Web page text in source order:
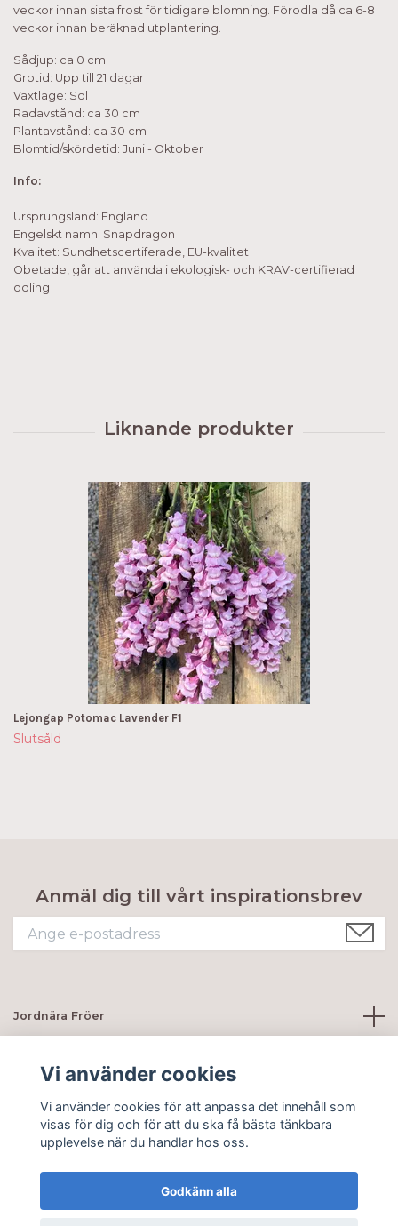
veckor innan sista frost för tidigare blomning. Förodla då ca 6-8
veckor innan beräknad utplantering.
Sådjup: ca 0 cm
Grotid: Upp till 21 dagar
Växtläge: Sol
Radavstånd: ca 30 cm
Plantavstånd: ca 30 cm
Blomtid/skördetid: Juni - Oktober
Info:
Ursprungsland: England
Engelskt namn: Snapdragon
Kvalitet: Sundhetscertiferade, EU-kvalitet
Obetade, går att använda i ekologisk- och KRAV-certifierad
odling
Lejongap Potomac Lavender F1
Slutsåld
Anmäl dig till vårt inspirationsbrev
Jordnära Fröer
Sociala medier
Vi använder cookies
Vi använder cookies för att anpassa det innehåll som
visas för dig och för att du ska få bästa tänkbara
upplevelse när du handlar hos oss.
Godkänn alla